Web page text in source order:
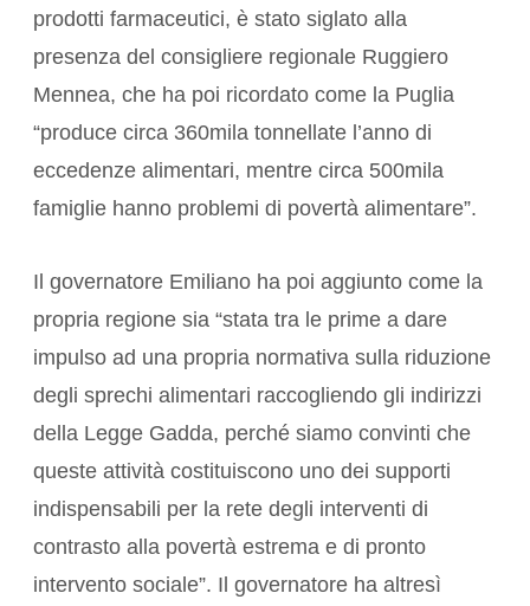
prodotti farmaceutici, è stato siglato alla
presenza del consigliere regionale Ruggiero
Mennea, che ha poi ricordato come la Puglia
“produce circa 360mila tonnellate l’anno di
eccedenze alimentari, mentre circa 500mila
famiglie hanno problemi di povertà alimentare”.
Il governatore Emiliano ha poi aggiunto come la
propria regione sia “stata tra le prime a dare
impulso ad una propria normativa sulla riduzione
degli sprechi alimentari raccogliendo gli indirizzi
della Legge Gadda, perché siamo convinti che
queste attività costituiscono uno dei supporti
indispensabili per la rete degli interventi di
contrasto alla povertà estrema e di pronto
intervento sociale”. Il governatore ha altresì